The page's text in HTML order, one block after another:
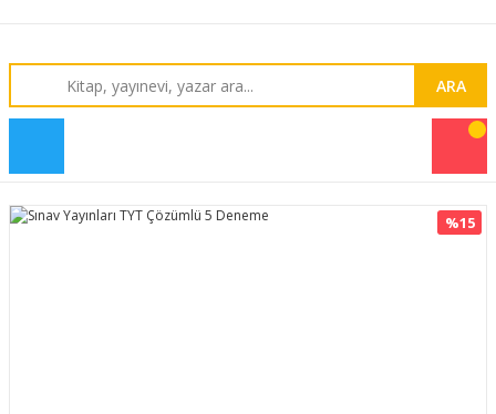
ARA
%15